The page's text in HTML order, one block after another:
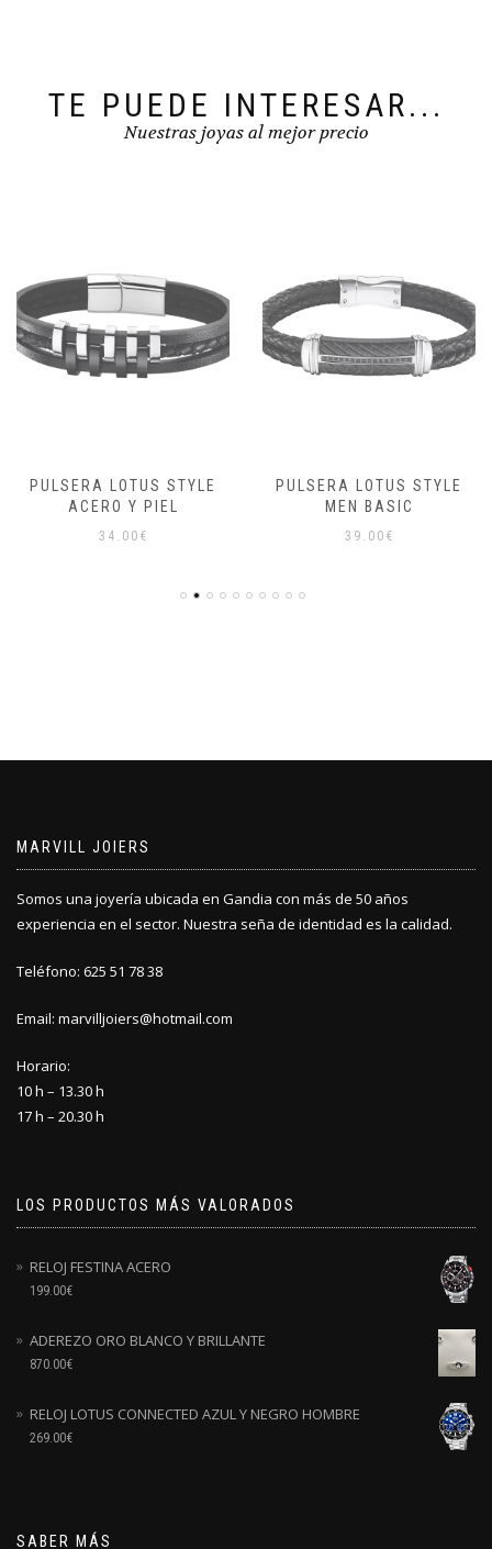
TE PUEDE INTERESAR...
Nuestras joyas al mejor precio
PULSERA LOTUS STYLE
ACERO Y PIEL
34.00 €
PULSERA LOTUS STYLE
MEN BASIC
39.00 €
MARVILL JOIERS
Somos una joyería ubicada en Gandia con más de 50 años
experiencia en el sector. Nuestra seña de identidad es la calidad.
Teléfono: 625 51 78 38
Email: marvilljoiers@hotmail.com
Horario:
10 h – 13.30 h
17 h – 20.30 h
LOS PRODUCTOS MÁS VALORADOS
RELOJ FESTINA ACERO
199.00€
ADEREZO ORO BLANCO Y BRILLANTE
870.00€
RELOJ LOTUS CONNECTED AZUL Y NEGRO HOMBRE
269.00€
SABER MÁS